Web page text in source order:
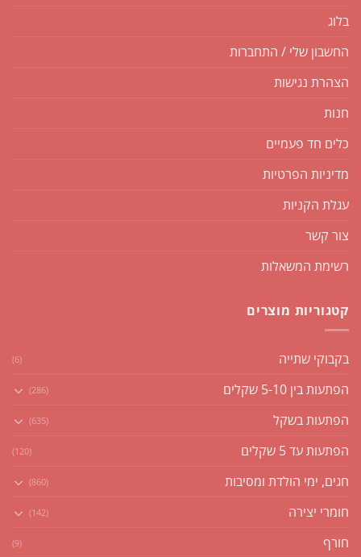
בלוג
החשבון שלי / התחברות
הצהרת נגישות
חנות
כלים חד פעמיים
מדיניות הפרטיות
עגלת הקניות
צור קשר
רשימת המשאלות
קטגוריות מוצרים
בקבוקי שתייה (6)
הפתעות בין 5-10 שקלים (286)
הפתעות בשקל (635)
הפתעות עד 5 שקלים (120)
חגים, ימי הולדת ומסיבות (860)
חומרי יצירה (142)
חורף (9)